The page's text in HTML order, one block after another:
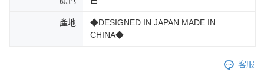
產地
◆DESIGNED IN JAPAN MADE IN
CHINA◆
客服